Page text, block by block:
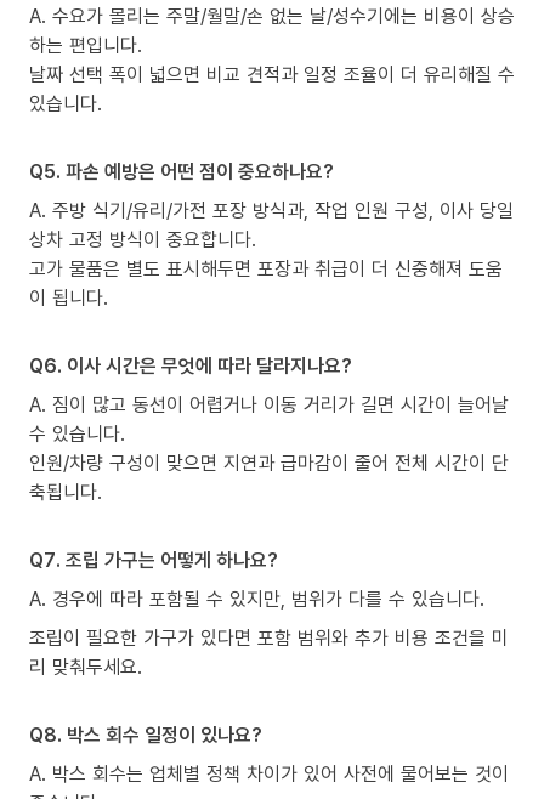
A. 수요가 몰리는 주말/월말/손 없는 날/성수기에는 비용이 상승
하는 편입니다.
날짜 선택 폭이 넓으면 비교 견적과 일정 조율이 더 유리해질 수
있습니다.
Q5. 파손 예방은 어떤 점이 중요하나요?
A. 주방 식기/유리/가전 포장 방식과, 작업 인원 구성, 이사 당일
상차 고정 방식이 중요합니다.
고가 물품은 별도 표시해두면 포장과 취급이 더 신중해져 도움
이 됩니다.
Q6. 이사 시간은 무엇에 따라 달라지나요?
A. 짐이 많고 동선이 어렵거나 이동 거리가 길면 시간이 늘어날
수 있습니다.
인원/차량 구성이 맞으면 지연과 급마감이 줄어 전체 시간이 단
축됩니다.
Q7. 조립 가구는 어떻게 하나요?
A. 경우에 따라 포함될 수 있지만, 범위가 다를 수 있습니다.
조립이 필요한 가구가 있다면 포함 범위와 추가 비용 조건을 미
리 맞춰두세요.
Q8. 박스 회수 일정이 있나요?
A. 박스 회수는 업체별 정책 차이가 있어 사전에 물어보는 것이